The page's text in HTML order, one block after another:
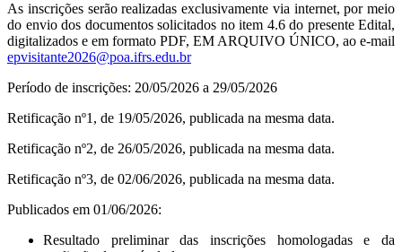
As inscrições serão realizadas exclusivamente via internet, por meio
do envio dos documentos solicitados no item 4.6 do presente Edital,
digitalizados e em formato PDF, EM ARQUIVO ÚNICO, ao e-mail
epvisitante2026@poa.ifrs.edu.br
Período de inscrições: 20/05/2026 a 29/05/2026
Retificação nº1, de 19/05/2026, publicada na mesma data.
Retificação nº2, de 26/05/2026, publicada na mesma data.
Retificação nº3, de 02/06/2026, publicada na mesma data.
Publicados em 01/06/2026:
Resultado preliminar das inscrições homologadas e da